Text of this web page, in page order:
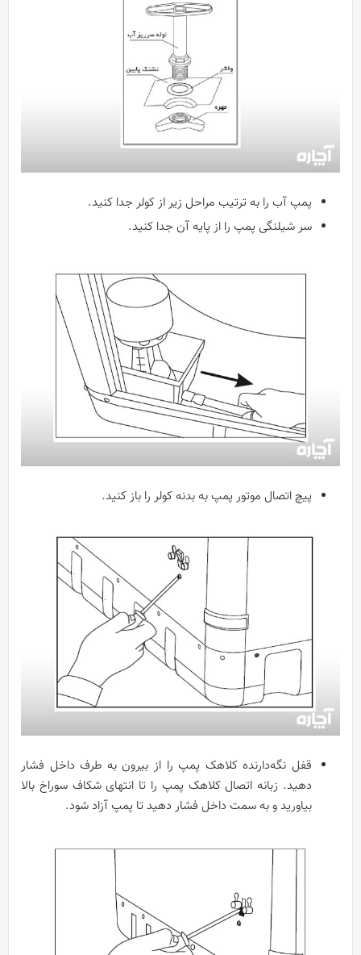
پمپ آب را به ترتیب مراحل زیر از کولر جدا کنید.
سر شیلنگی پمپ را از پایه آن جدا کنید.
پیچ اتصال موتور پمپ به بدنه کولر را باز کنید.
قفل نگه‌دارنده کلاهک پمپ را از بیرون به طرف داخل فشار
دهید. زبانه اتصال کلاهک پمپ را تا انتهای شکاف سوراخ بالا
بیاورید و به سمت داخل فشار دهید تا پمپ آزاد شود.